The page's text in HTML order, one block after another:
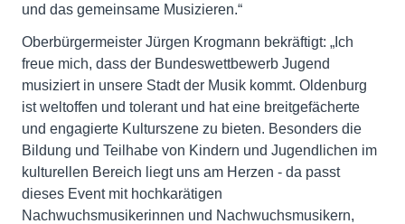
und das gemeinsame Musizieren.“
Oberbürgermeister Jürgen Krogmann bekräftigt: „Ich
freue mich, dass der Bundeswettbewerb Jugend
musiziert in unsere Stadt der Musik kommt. Oldenburg
ist weltoffen und tolerant und hat eine breitgefächerte
und engagierte Kulturszene zu bieten. Besonders die
Bildung und Teilhabe von Kindern und Jugendlichen im
kulturellen Bereich liegt uns am Herzen - da passt
dieses Event mit hochkarätigen
Nachwuchsmusikerinnen und Nachwuchsmusikern,